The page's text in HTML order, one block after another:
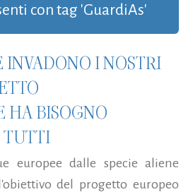
con tag 'GuardiAs'
INVADONO I NOSTRI
HA BISOGNO
TUTTI
europee dalle specie aliene
del progetto europeo